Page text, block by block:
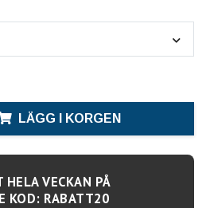
LÄGG I KORGEN
VECKAN PÅ
KOD: RABATT20